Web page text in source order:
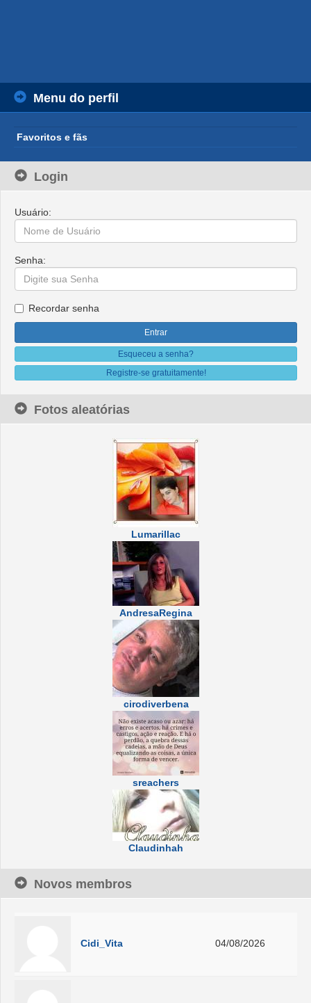
Menu do perfil
Favoritos e fãs
Login
Usuário:
Senha:
Recordar senha
Esqueceu a senha?
Registre-se gratuitamente!
Fotos aleatórias
Lumarillac
AndresaRegina
cirodiverbena
sreachers
Claudinhah
Novos membros
Cidi_Vita 04/08/2026